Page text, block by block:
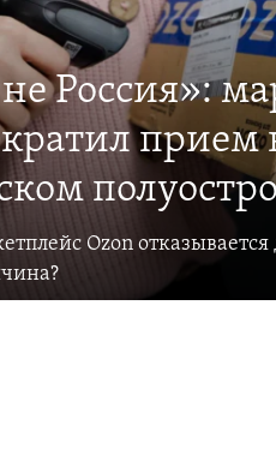
Россия»:
прием
Ozon отказывается